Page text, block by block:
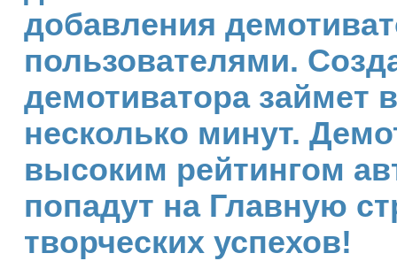
добавления
пользователями.
демотиватора займет
несколько минут.
высоким рейтингом
попадут на Главную
творческих успехов!